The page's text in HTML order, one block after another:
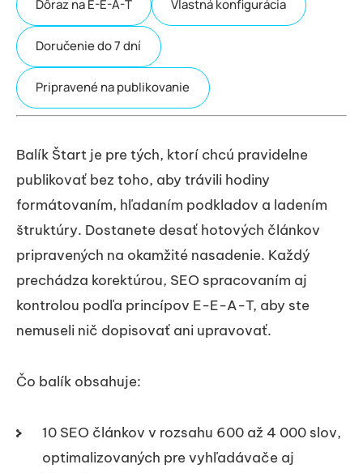
Dôraz na E-E-A-T Vlastná konfigurácia
Doručenie do 7 dní
Pripravené na publikovanie
Balík Štart je pre tých, ktorí chcú pravidelne
publikovať bez toho, aby trávili hodiny
formátovaním, hľadaním podkladov a ladením
štruktúry. Dostanete desať hotových článkov
pripravených na okamžité nasadenie. Každý
prechádza korektúrou, SEO spracovaním aj
kontrolou podľa princípov E-E-A-T, aby ste
nemuseli nič dopisovať ani upravovať.
Čo balík obsahuje:
10 SEO článkov v rozsahu 600 až 4 000 slov,
optimalizovaných pre vyhľadávače aj